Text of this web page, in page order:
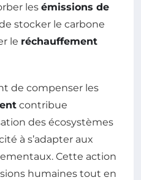
les émissions de
stocker le carbone
le réchauffement
de compenser les
contribue
des écosystèmes
à s’adapter aux
Cette action
humaines tout en